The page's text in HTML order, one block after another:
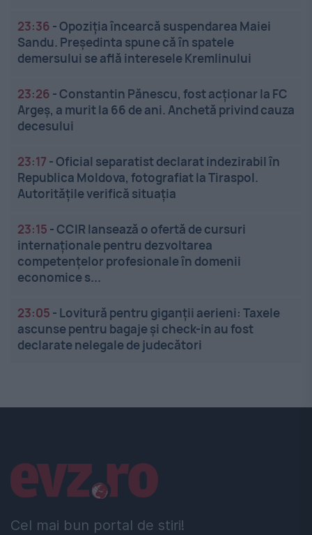
23:36 -Opoziția încearcă suspendarea Maiei
Sandu. Președinta spune că în spatele
demersului se află interesele Kremlinului
23:26 -Constantin Pănescu, fost acționar la FC
Argeș, a murit la 66 de ani. Anchetă privind cauza
decesului
23:17 -Oficial separatist declarat indezirabil în
Republica Moldova, fotografiat la Tiraspol.
Autoritățile verifică situația
23:15 -CCIR lansează o ofertă de cursuri
internaționale pentru dezvoltarea
competențelor profesionale în domenii
economice s...
23:05 - Lovitură pentru giganții aerieni: Taxele
ascunse pentru bagaje și check-in au fost
declarate nelegale de judecători
Cel mai bun portal de stiri!
Linkuri utile